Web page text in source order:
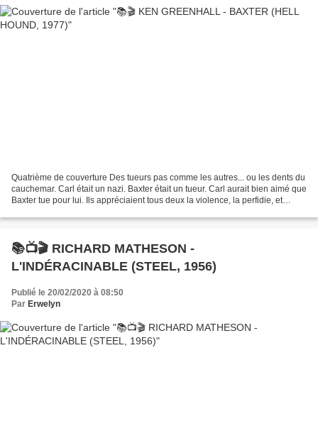
Quatrième de couverture Des tueurs pas comme les autres... ou les dents du
cauchemar. Carl était un nazi. Baxter était un tueur. Carl aurait bien aimé que
Baxter tue pour lui. Ils appréciaient tous deux la violence, la perfidie, et
📚📺🎬 RICHARD MATHESON -
L'INDÉRACINABLE (STEEL, 1956)
Publié le 20/02/2020 à 08:50
Par Erwelyn